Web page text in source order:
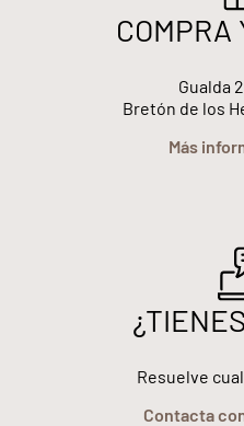
COMPRA
Gualda
Bretón de los
Más
Resuelve
Contacta